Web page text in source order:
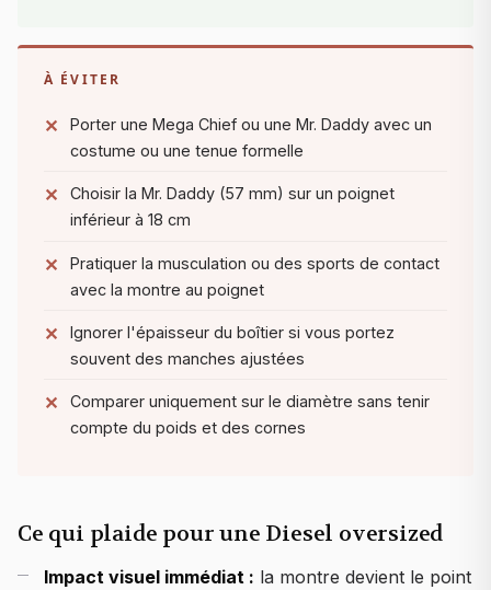
À ÉVITER
Porter une Mega Chief ou une Mr. Daddy avec un
costume ou une tenue formelle
Choisir la Mr. Daddy (57 mm) sur un poignet
inférieur à 18 cm
Pratiquer la musculation ou des sports de contact
avec la montre au poignet
Ignorer l'épaisseur du boîtier si vous portez
souvent des manches ajustées
Comparer uniquement sur le diamètre sans tenir
compte du poids et des cornes
Ce qui plaide pour une Diesel oversized
Impact visuel immédiat : la montre devient le point